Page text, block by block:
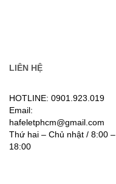
LIÊN HỆ
HOTLINE: 0901.923.019
Email:
hafeletphcm@gmail.com
Thứ hai – Chủ nhật / 8:00 –
18:00